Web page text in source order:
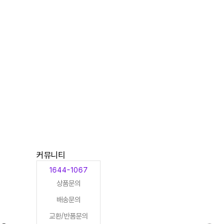
커뮤니티
1644-1067
상품문의
배송문의
교환/반품문의